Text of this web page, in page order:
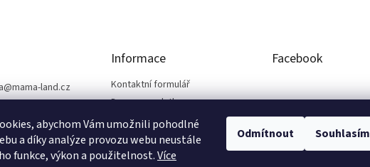
abychom Vám umožnili pohodlné
a díky analýze provozu webu neustále
funkce, výkon a použitelnost.Více
Odmítnout Souhlasím
@mama-land.cz
Informace
Kontaktní formulář
Doprava a platba
Obchodní podmínky
Ochrana osobních údajů
Reklamace a vrácení zboží
Facebook